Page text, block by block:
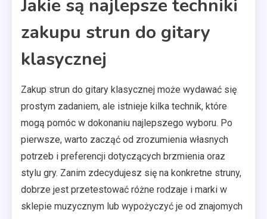
Jakie są najlepsze techniki
zakupu strun do gitary
klasycznej
Zakup strun do gitary klasycznej może wydawać się
prostym zadaniem, ale istnieje kilka technik, które
mogą pomóc w dokonaniu najlepszego wyboru. Po
pierwsze, warto zacząć od zrozumienia własnych
potrzeb i preferencji dotyczących brzmienia oraz
stylu gry. Zanim zdecydujesz się na konkretne struny,
dobrze jest przetestować różne rodzaje i marki w
sklepie muzycznym lub wypożyczyć je od znajomych